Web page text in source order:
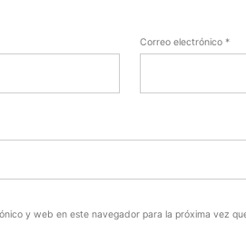
Correo electrónico *
y web en este navegador para la próxima vez